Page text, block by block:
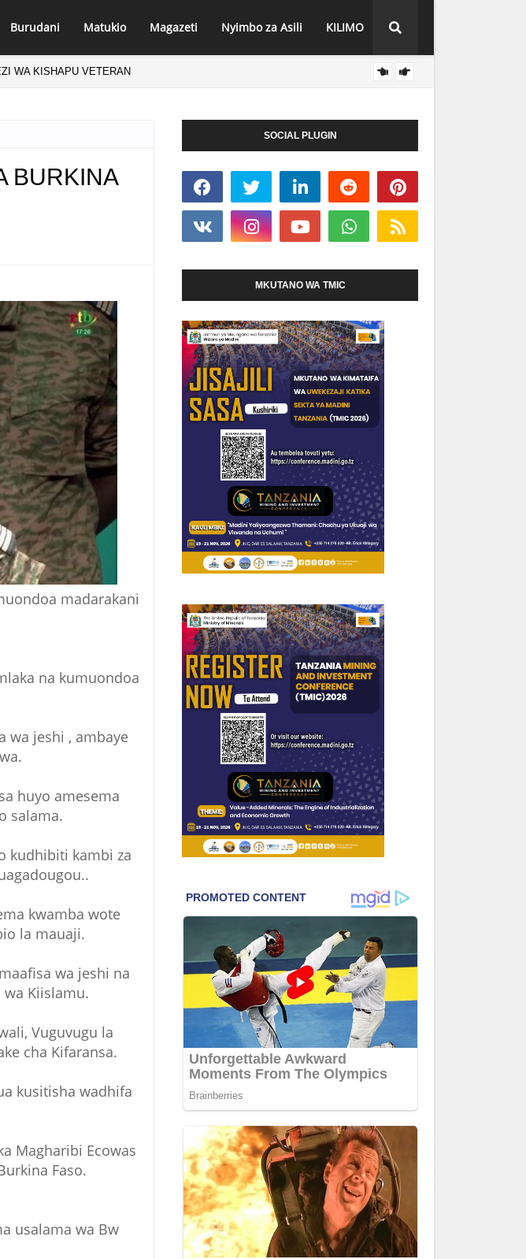
Burudani Matukio Magazeti Nyimbo za Asili KILIMO
NDANI WA KUZALISHA CHANJO ZA MIFUGO
BURKINA
madarakani
na kumuondoa
wa jeshi , ambaye
huyo amesema
salama.
kudhibiti kambi za
kwamba wote
la mauaji.
wa jeshi na
Kiislamu.
Vuguvugu la
cha Kifaransa.
kusitisha wadhifa
Magharibi Ecowas
Faso.
usalama wa Bw
SOCIAL PLUGIN
MKUTANO WA TMIC